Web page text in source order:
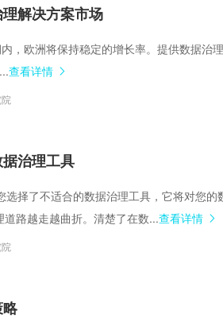
一体
提高企业运营效率
数据
集数
仓
涵盖
解决方案市场
，欧洲将保持稳定的增长率。提供数据治
查看详情
治理工具
选择了不适合的数据治理工具，它将对您的
路越走越曲折。清楚了在数...查看详情